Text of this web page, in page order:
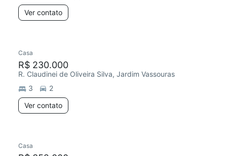
Ver contato
Casa
R$ 230.000
R. Claudinei de Oliveira Silva, Jardim Vassouras
3
2
Ver contato
Casa